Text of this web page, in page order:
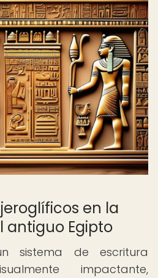
en la
antiguo Egipto
sistema de escritura
impactante,